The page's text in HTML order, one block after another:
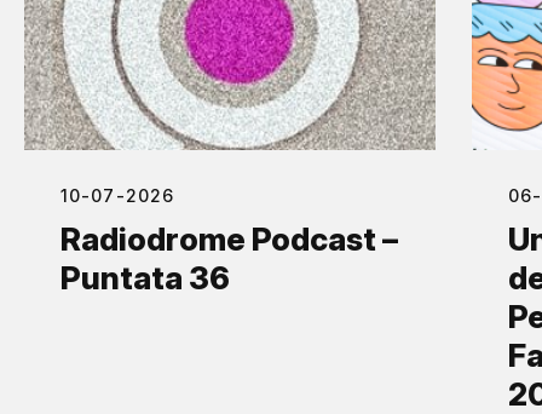
10-07-2026
Radiodrome Podcast –
Puntata 36